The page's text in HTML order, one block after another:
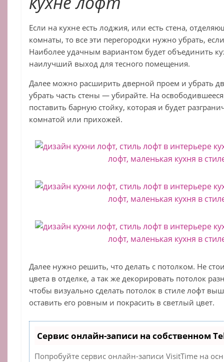
Если на кухне есть лоджия, или есть стена,
комнаты, то все эти перегородки нужно убрать,
Наиболее удачным вариантом будет объединить
наилучший выход для тесного помещения.
Далее можно расширить дверной проем и убрать
убрать часть стены — убирайте. На
поставить барную стойку, которая и будет
комнатой или прихожей.
Далее нужно решить, что делать с потолком. Не
цвета в отделке, а так же декорировать потолок
чтобы визуально сделать потолок в стиле лофт
оставить его ровным и покрасить в светлый цвет.
Сервис онлайн-записи на собственном
Попробуйте сервис онлайн-записи VisitTime на